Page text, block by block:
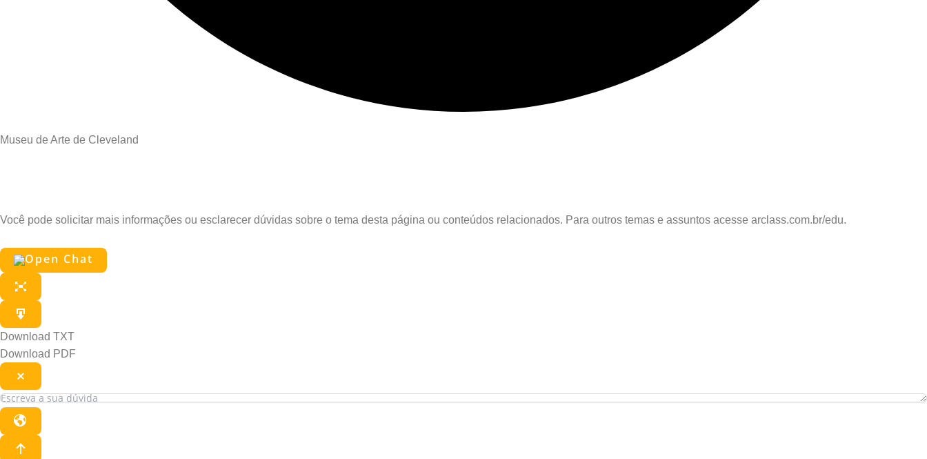
Museu de Arte de Cleveland
Você pode solicitar mais informações ou esclarecer dúvidas sobre o tema desta página ou conteúdos relacionados. Para outros temas e assuntos acesse arclass.com.br/edu.
Download TXT
Download PDF